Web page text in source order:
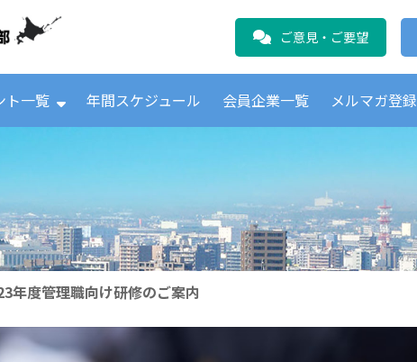
公益財団法人日本ICTテレコムユーザ協会 北海道支部
ご意見・ご要望
ト一覧 年間スケジュール 会員企業一覧 メルマガ登録
年度管理職向け研修のご案内